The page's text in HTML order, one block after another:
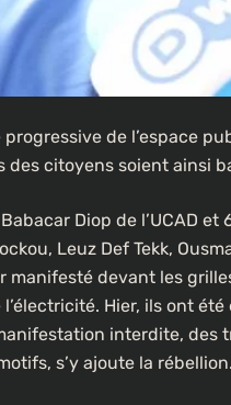
de l’espace
citoyens soient ainsi
Diop de l’UCAD et
Leuz Def Tekk,
manifesté devant les
Hier, ils ont
interdite, des
s’y ajoute la rébellion.